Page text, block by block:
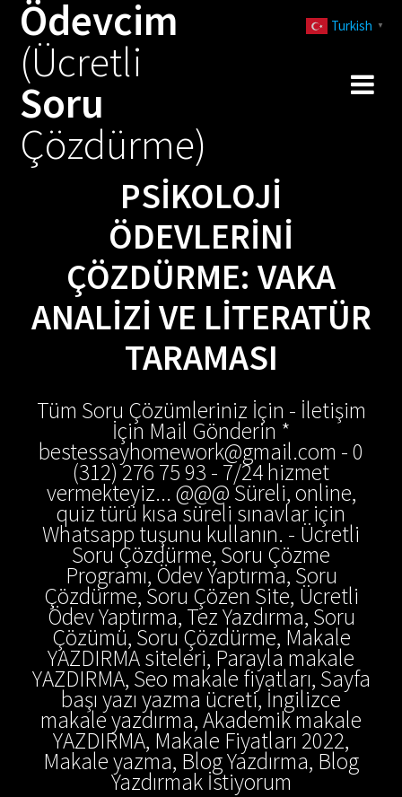
Ödevcim
(Ücretli
Soru
Çözdürme)
PSIKOLOJI
ÖDEVLERINI
ÇÖZDÜRME: VAKA
ANALIZI VE LITERATÜR
TARAMASI
Tüm Soru Çözümleriniz İçin - İletişim
İçin Mail Gönderin *
bestessayhomework@gmail.com - 0
(312) 276 75 93 - 7/24 hizmet
vermekteyiz... @@@ Süreli, online,
quiz türü kısa süreli sınavlar için
Whatsapp tuşunu kullanın. - Ücretli
Soru Çözdürme, Soru Çözme
Programı, Ödev Yaptırma, Soru
Çözdürme, Soru Çözen Site, Ücretli
Ödev Yaptırma, Tez Yazdırma, Soru
Çözümü, Soru Çözdürme, Makale
YAZDIRMA siteleri, Parayla makale
YAZDIRMA, Seo makale fiyatları, Sayfa
başı yazı yazma ücreti, İngilizce
makale yazdırma, Akademik makale
YAZDIRMA, Makale Fiyatları 2022,
Makale yazma, Blog Yazdırma, Blog
Yazdırmak İstiyorum
Turkish ▼